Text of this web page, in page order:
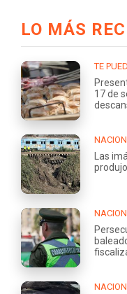
LO MÁS
TE
17 de
Las